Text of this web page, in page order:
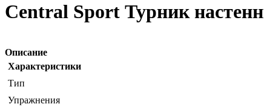
Central Sport Турник
Описание
Характеристики
Тип
Упражнения